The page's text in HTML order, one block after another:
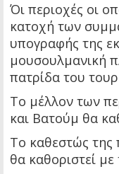
Όι περιοχές οι
κατοχή των
υπογραφής της
μουσουλμανική
πατρίδα του
Το μέλλον των
και Βατούμ θα
Το καθεστώς της
θα καθοριστεί